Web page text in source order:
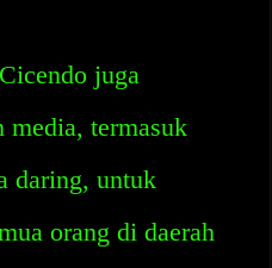
juga
termasuk
daring, untuk
orang di daerah